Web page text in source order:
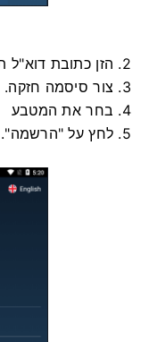
2. הזן כתובת דוא"ל תקפה.
3. צור סיסמה חזקה.
4. בחר את המטבע
5. לחץ על "הרשמה".